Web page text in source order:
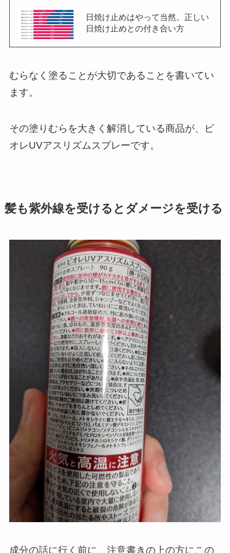
日焼け止めはやって当然。正しい
日焼け止めとの付き合い方
むらなく塗ることが大切であることを書いてい
ます。
その塗りむらを大きく解消している商品が、ビ
オレUVアスリズムスプレーです。
髪も紫外線を受けるとダメージを受ける
成分の話に行く前に、注意書きの上の方にこの